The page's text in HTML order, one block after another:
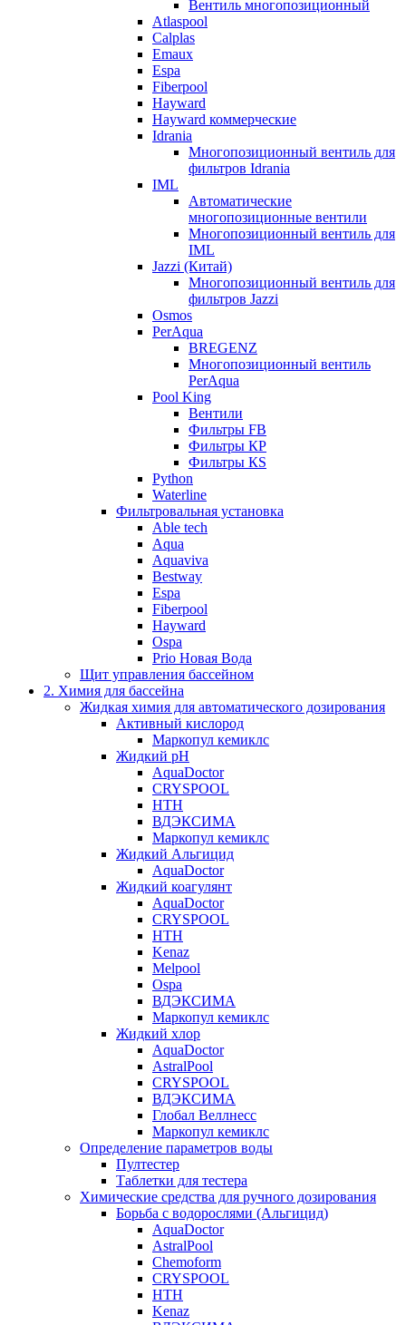
Вентиль многопозиционный
Atlaspool
Calplas
Emaux
Espa
Fiberpool
Hayward
Hayward коммерческие
Idrania
Многопозиционный вентиль для
фильтров Idrania
IML
Автоматические
многопозиционные вентили
Многопозиционный вентиль для
IML
Jazzi (Китай)
Многопозиционный вентиль для
фильтров Jazzi
Osmos
PerAqua
BREGENZ
Многопозиционный вентиль
PerAqua
Pool King
Вентили
Фильтры FB
Фильтры КP
Фильтры КS
Python
Waterline
Фильтровальная установка
Able tech
Aqua
Aquaviva
Bestway
Espa
Fiberpool
Hayward
Ospa
Prio Новая Вода
Щит управления бассейном
2. Химия для бассейна
Жидкая химия для автоматического дозирования
Активный кислород
Маркопул кемиклс
Жидкий pH
AquaDoctor
CRYSPOOL
HTH
ВДЭКСИМА
Маркопул кемиклс
Жидкий Альгицид
AquaDoctor
Жидкий коагулянт
AquaDoctor
CRYSPOOL
HTH
Kenaz
Melpool
Ospa
ВДЭКСИМА
Маркопул кемиклс
Жидкий хлор
AquaDoctor
AstralPool
CRYSPOOL
ВДЭКСИМА
Глобал Веллнесс
Маркопул кемиклс
Определение параметров воды
Пултестер
Таблетки для тестера
Химические средства для ручного дозирования
Борьба с водорослями (Альгицид)
AquaDoctor
AstralPool
Chemoform
CRYSPOOL
HTH
Kenaz